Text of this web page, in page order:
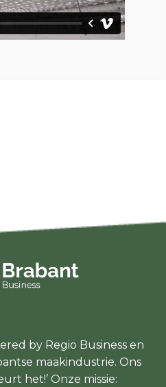
by Regio Business en
maakindustrie. Ons
het!’ Onze missie: